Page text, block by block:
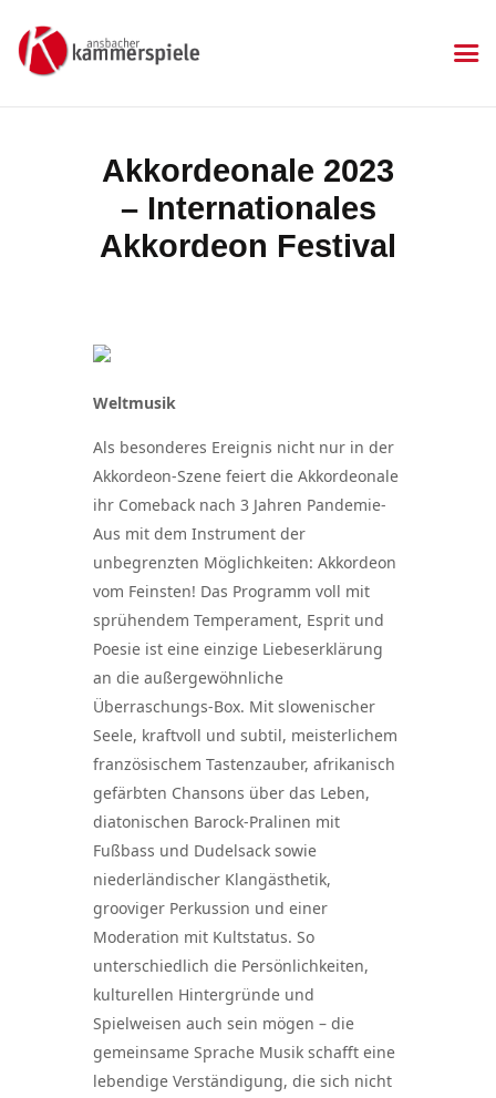
Akkordeonale 2023
– Internationales
Akkordeon Festival
KAMMERSPIELE
Aktuelles
Kartenkauf
Die Kammerspiele
Weltmusik
Als besonderes Ereignis nicht nur in der
Akkordeon-Szene feiert die Akkordeonale
ihr Comeback nach 3 Jahren Pandemie-
Aus mit dem Instrument der
unbegrenzten Möglichkeiten: Akkordeon
vom Feinsten! Das Programm voll mit
sprühendem Temperament, Esprit und
Poesie ist eine einzige Liebeserklärung
an die außergewöhnliche
Überraschungs-Box. Mit slowenischer
Seele, kraftvoll und subtil, meisterlichem
französischem Tastenzauber, afrikanisch
gefärbten Chansons über das Leben,
diatonischen Barock-Pralinen mit
Fußbass und Dudelsack sowie
niederländischer Klangästhetik,
grooviger Perkussion und einer
Moderation mit Kultstatus. So
unterschiedlich die Persönlichkeiten,
kulturellen Hintergründe und
Spielweisen auch sein mögen – die
gemeinsame Sprache Musik schafft eine
lebendige Verständigung, die sich nicht